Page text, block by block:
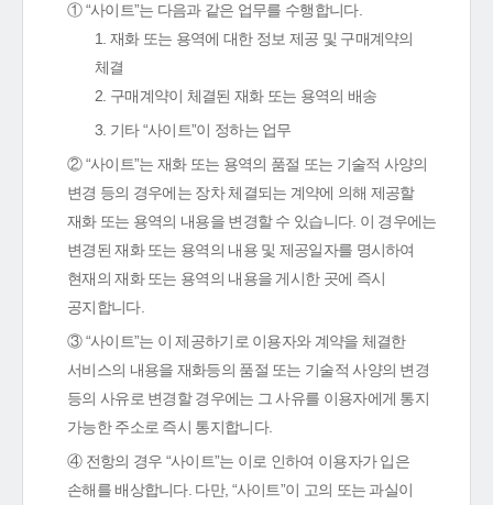
① “사이트”는 다음과 같은 업무를 수행합니다.
1. 재화 또는 용역에 대한 정보 제공 및 구매계약의
체결
2. 구매계약이 체결된 재화 또는 용역의 배송
3. 기타 “사이트”이 정하는 업무
② “사이트”는 재화 또는 용역의 품절 또는 기술적 사양의
변경 등의 경우에는 장차 체결되는 계약에 의해 제공할
재화 또는 용역의 내용을 변경할 수 있습니다. 이 경우에는
변경된 재화 또는 용역의 내용 및 제공일자를 명시하여
현재의 재화 또는 용역의 내용을 게시한 곳에 즉시
공지합니다.
③ “사이트”는 이 제공하기로 이용자와 계약을 체결한
서비스의 내용을 재화등의 품절 또는 기술적 사양의 변경
등의 사유로 변경할 경우에는 그 사유를 이용자에게 통지
가능한 주소로 즉시 통지합니다.
④ 전항의 경우 “사이트”는 이로 인하여 이용자가 입은
손해를 배상합니다. 다만, “사이트”이 고의 또는 과실이